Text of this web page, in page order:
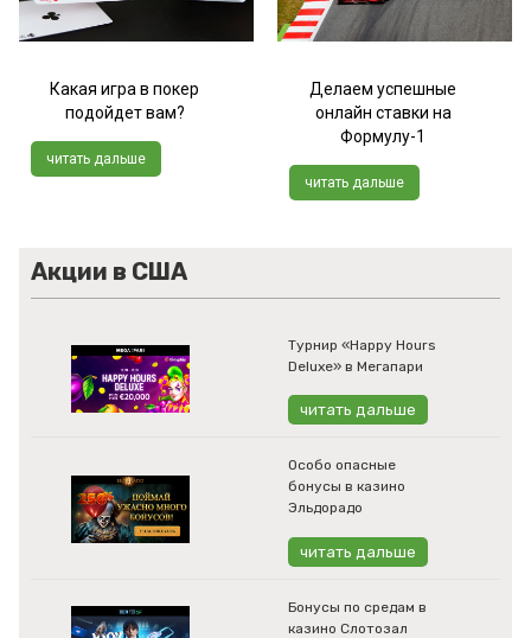
Какая игра в покер
подойдет вам?
читать дальше
Делаем успешные
онлайн ставки на
Формулу-1
читать дальше
Акции в США
Турнир «Happy Hours
Deluxe» в Мегапари
читать дальше
Особо опасные
бонусы в казино
Эльдорадо
читать дальше
Бонусы по средам в
казино Слотозал